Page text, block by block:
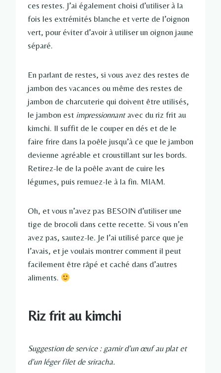
ces restes. J’ai également choisi d’utiliser à la
fois les extrémités blanche et verte de l’oignon
vert, pour éviter d’avoir à utiliser un oignon jaune
séparé.
En parlant de restes, si vous avez des restes de
jambon des vacances ou même des restes de
jambon de charcuterie qui doivent être utilisés,
le jambon est impressionnantavec du riz frit au
kimchi. Il suffit de le couper en dés et de le
faire frire dans la poêle jusqu’à ce que le jambon
devienne agréable et croustillant sur les bords.
Retirez-le de la poêle avant de cuire les
légumes, puis remuez-le à la fin. MIAM.
Oh, et vous n’avez pas BESOIN d’utiliser une
tige de brocoli dans cette recette. Si vous n’en
avez pas, sautez-le. Je l’ai utilisé parce que je
l’avais, et je voulais montrer comment il peut
facilement être râpé et caché dans d’autres
aliments.
Riz frit au kimchi
Suggestion de service : garnir d’un œuf au plat et
d’un léger filet de sriracha.